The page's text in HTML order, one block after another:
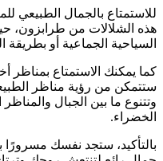
للاستمتاع بالجمال الطبيعي
هذه الشلالات من طرابزون،
السياحية الجماعية أو بطريقة
كما يمكنك الاستمتاع بمناظر
ستتمكن من رؤية مناظر
وتتنوع ما بين الجبال
الخضراء.
بالتأكيد، ستجد نفسك مسرورًا